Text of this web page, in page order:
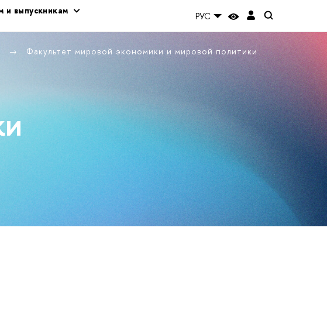
и выпускникам
РУС
Факультет мировой экономики и мировой политики